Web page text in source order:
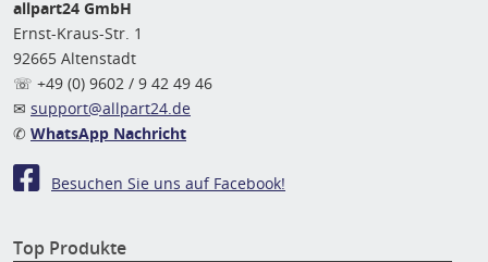
allpart24 GmbH
Ernst-Kraus-Str. 1
92665 Altenstadt
☏ +49 (0) 9602 / 9 42 49 46
✉ support@allpart24.de
✆ WhatsApp Nachricht
Besuchen Sie uns auf Facebook!
Top Produkte